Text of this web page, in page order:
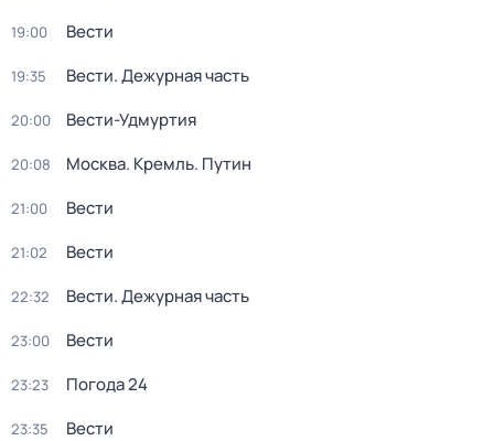
19:00 Вести
19:35 Вести. Дежурная часть
20:00 Вести-Удмуртия
20:08 Москва. Кремль. Путин
21:00 Вести
21:02 Вести
22:32 Вести. Дежурная часть
23:00 Вести
23:23 Погода 24
23:35 Вести